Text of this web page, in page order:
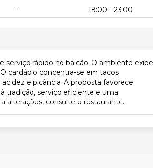
- 18:00 - 23:00
rápido no balcão. O ambiente exibe
cardápio concentra-se em tacos
e picância. A proposta favorece
tradição, serviço eficiente e uma
alterações, consulte o restaurante.